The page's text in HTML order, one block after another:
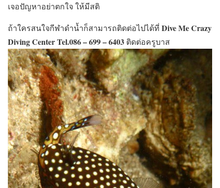
เจอปัญหาอย่าตกใจ ให้มีสติ
ถ้าใครสนใจกีฬาดำน้ำก็สามารถติดต่อไปได้ที่ Dive Me Crazy
Diving Center Tel.086 – 699 – 6403 ติดต่อครูบาส